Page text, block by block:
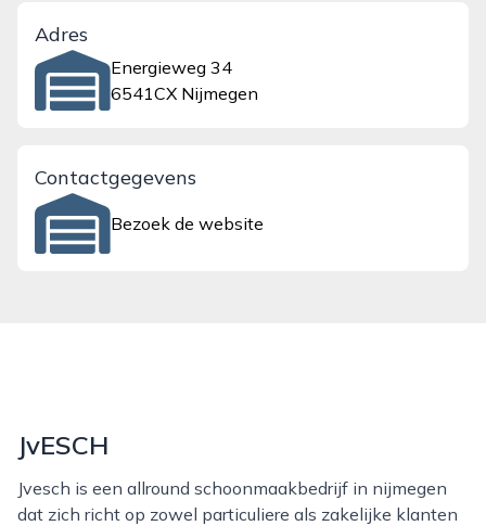
Adres
Energieweg 34
6541CX Nijmegen
Contactgegevens
Bezoek de website
JvESCH
Jvesch is een allround schoonmaakbedrijf in nijmegen
dat zich richt op zowel particuliere als zakelijke klanten